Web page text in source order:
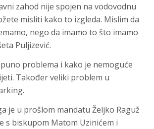
zahod nije spojen na vodovodnu
misliti kako to izgleda. Mislim da
nego da imamo to što imamo
Puljizević.
problema i kako je nemoguće
Također veliki problem u
je u prošlom mandatu Željko Raguž
s biskupom Matom Uzinićem i